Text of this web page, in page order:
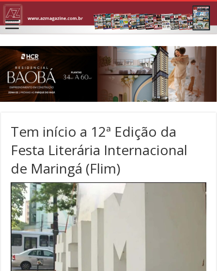
Tem início a 12ª Edição da
Festa Literária Internacional
de Maringá (Flim)